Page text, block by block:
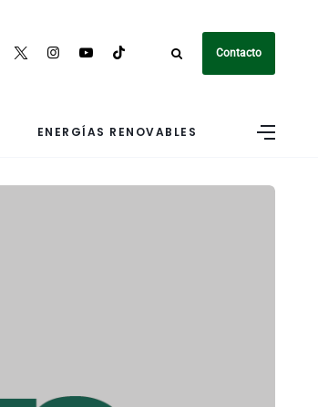
Contacto
ENERGÍAS RENOVABLES